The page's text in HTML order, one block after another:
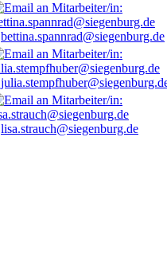
bettina.spannrad@siegenburg.de
lisa.strauch@siegenburg.de